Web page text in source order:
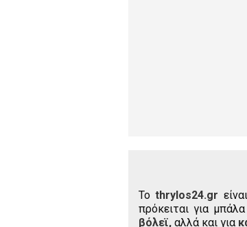
Tothrylos24.gr
πρόκειται για μπάλα
βόλεϊ, αλλά και για